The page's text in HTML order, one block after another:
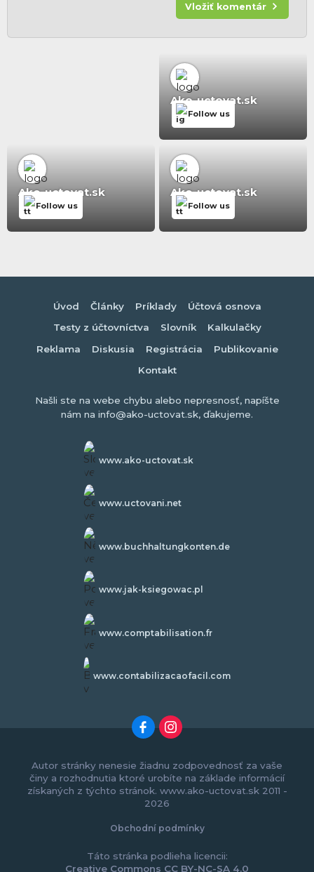
Vložiť komentár
Ako-uctovat.sk
Follow us
Ako-uctovat.sk
Follow us
Ako-uctovat.sk
Follow us
Úvod Články Príklady
Účtová osnova
Testy z účtovníctva
Slovník
Kalkulačky
Reklama
Diskusia Registrácia
Publikovanie
Kontakt
Našli ste na webe chybu alebo nepresnosť, napíšte
nám na info@ako-uctovat.sk, ďakujeme.
www.ako-uctovat.sk
www.uctovani.net
www.buchhaltungkonten.de
www.jak-ksiegowac.pl
www.comptabilisation.fr
www.contabilizacaofacil.com
Autor stránky nenesie žiadnu zodpovednosť za vaše
činy a rozhodnutia ktoré urobíte na základe informácií
získaných z týchto stránok. www.ako-uctovat.sk 2011 -
2026
Obchodní podmínky
Táto stránka podlieha licencii:
Creative Commons CC BY-NC-SA 4.0